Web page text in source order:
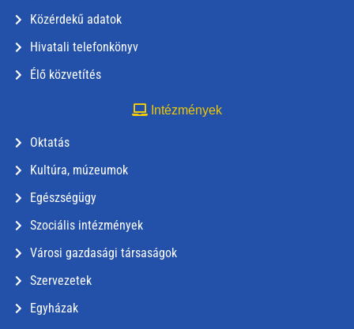
Közérdekű adatok
Hivatali telefonkönyv
Élő közvetítés
Intézmények
Oktatás
Kultúra, múzeumok
Egészségügy
Szociális intézmények
Városi gazdasági társaságok
Szervezetek
Egyházak